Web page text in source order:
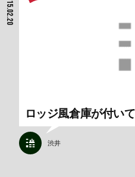
2015.02.20
ロッジ風倉庫が付い
渋井